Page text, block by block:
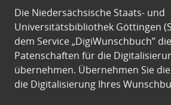
Die Niedersächsische Staats- und
Universitätsbibliothek Göttingen
dem Service „DigiWunschbuch”
Patenschaften für die
übernehmen. Übernehmen Sie
die Digitalisierung Ihres